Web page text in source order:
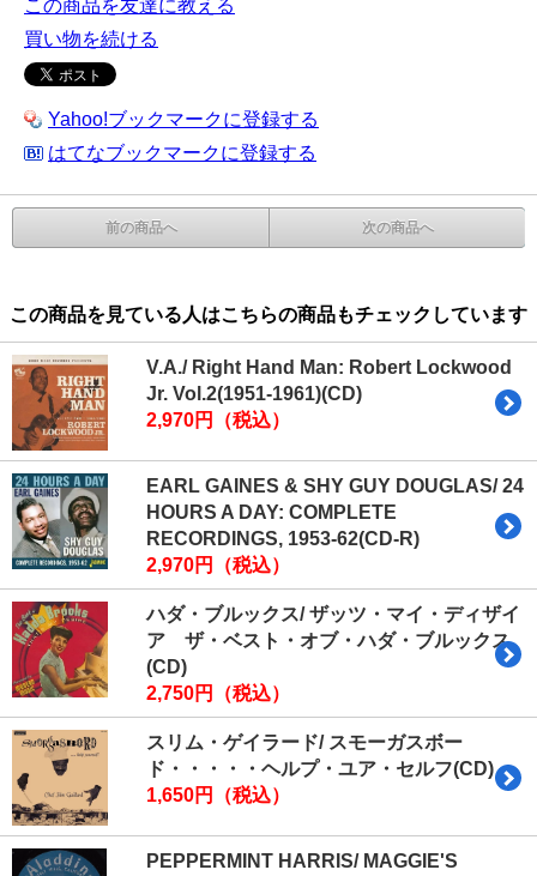
この商品を友達に教える
買い物を続ける
Yahoo!ブックマークに登録する
はてなブックマークに登録する
前の商品へ 次の商品へ
この商品を見ている人はこちらの商品もチェックしています
V.A./ Right Hand Man: Robert Lockwood
Jr. Vol.2(1951-1961)(CD)
2,970円（税込）
EARL GAINES & SHY GUY DOUGLAS/ 24
HOURS A DAY: COMPLETE
RECORDINGS, 1953-62(CD-R)
2,970円（税込）
ハダ・ブルックス/ ザッツ・マイ・ディザイ
ア ザ・ベスト・オブ・ハダ・ブルックス
(CD)
2,750円（税込）
スリム・ゲイラード/ スモーガスボー
ド・・・・・ヘルプ・ユア・セルフ(CD)
1,650円（税込）
PEPPERMINT HARRIS/ MAGGIE'S